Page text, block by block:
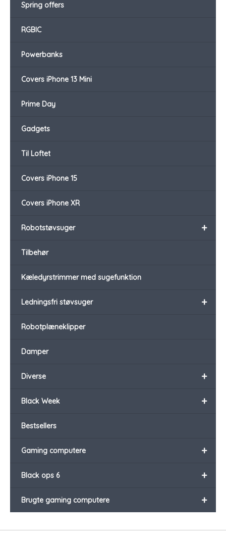
Spring offers
RGBIC
Powerbanks
Covers iPhone 13 Mini
Prime Day
Gadgets
Til Loftet
Covers iPhone 15
Covers iPhone XR
+
Robotstøvsuger
Tilbehør
Kæledyrstrimmer med sugefunktion
+
Ledningsfri støvsuger
Robotplæneklipper
Damper
+
Diverse
+
Black Week
Bestsellers
+
Gaming computere
+
Black ops 6
+
Brugte gaming computere